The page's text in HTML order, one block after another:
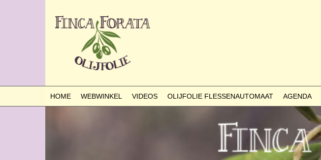
HOME WEBWINKEL VIDEOS OLIJFOLIE FLESSENAUTOMAAT AGENDA